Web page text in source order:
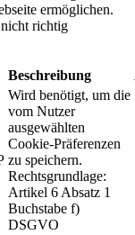
ermöglichen.
richtig
Beschreibung
Wird benötigt, um die
vom Nutzer
ausgewählten
Cookie-Präferenzen
zu speichern.
Rechtsgrundlage:
Artikel 6 Absatz 1
Buchstabe f)
DSGVO